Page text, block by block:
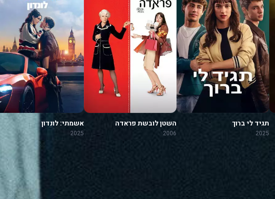
תגיד לי ברוך
2025
השטן לובשת פראדה
2006
אשמתי: לונדון
2025